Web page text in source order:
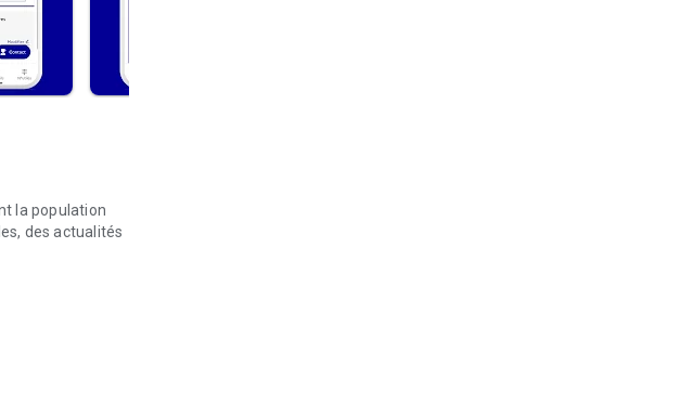
la population
des actualités
à la carte